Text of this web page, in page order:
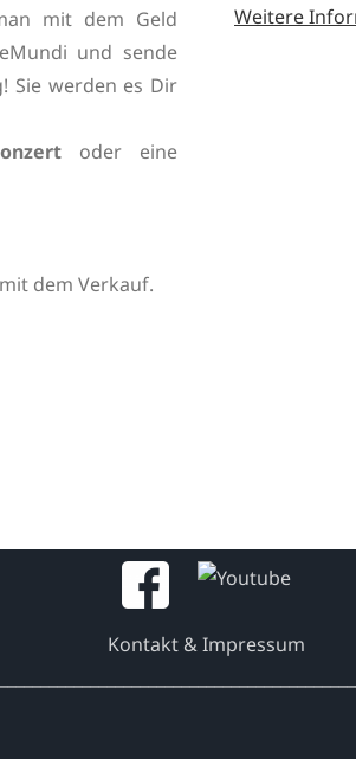
mit dem Geld
und sende
Sie werden es Dir
oder eine
dem Verkauf.
Weitere
Kontakt & Impressum